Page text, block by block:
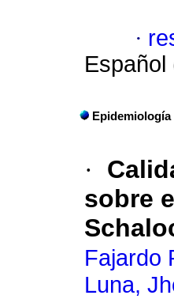
·
Español
·
sobre
Fajardo
Luna,